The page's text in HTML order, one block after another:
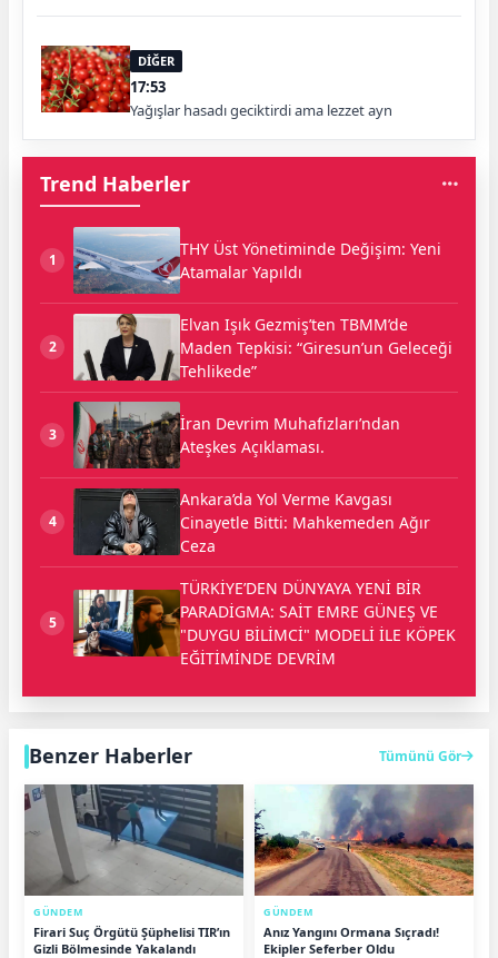
DİĞER
17:53
Yağışlar hasadı geciktirdi ama lezzet ayn
Trend Haberler
1
THY Üst Yönetiminde Değişim: Yeni
Atamalar Yapıldı
2
Elvan Işık Gezmiş’ten TBMM’de
Maden Tepkisi: “Giresun’un Geleceği
Tehlikede”
3
İran Devrim Muhafızları’ndan
Ateşkes Açıklaması.
4
Ankara’da Yol Verme Kavgası
Cinayetle Bitti: Mahkemeden Ağır
Ceza
5
TÜRKİYE’DEN DÜNYAYA YENİ BİR
PARADİGMA: SAİT EMRE GÜNEŞ VE
"DUYGU BİLİMCİ" MODELİ İLE KÖPEK
EĞİTİMİNDE DEVRİM
Benzer Haberler Tümünü Gör
GÜNDEM
Firari Suç Örgütü Şüphelisi TIR’ın
Gizli Bölmesinde Yakalandı
GÜNDEM
Anız Yangını Ormana Sıçradı!
Ekipler Seferber Oldu